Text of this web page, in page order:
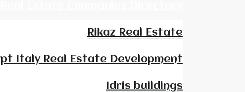
Rikaz Real Estate
Italy Real Estate Development
Idris buildings